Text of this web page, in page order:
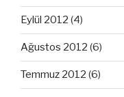
Eylül 2012 (4)
Ağustos 2012 (6)
Temmuz 2012 (6)